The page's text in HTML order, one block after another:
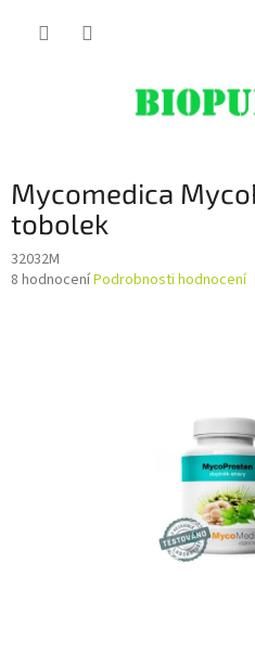
Mycomedica
tobolek
32032M
Průměrné
8 hodnoceníPodrobnosti hodnocení